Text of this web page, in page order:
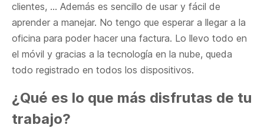
clientes, … Además es sencillo de usar y fácil de
aprender a manejar. No tengo que esperar a llegar a la
oficina para poder hacer una factura. Lo llevo todo en
el móvil y gracias a la tecnología en la nube, queda
todo registrado en todos los dispositivos.
¿Qué es lo que más disfrutas de tu
trabajo?